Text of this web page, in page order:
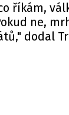
říkám,
ne,
dodal